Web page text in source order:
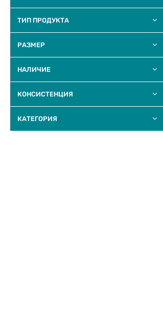
ТИП ПРОДУКТА
РАЗМЕР
НАЛИЧИЕ
КОНСИСТЕНЦИЯ
КАТЕГОРИЯ